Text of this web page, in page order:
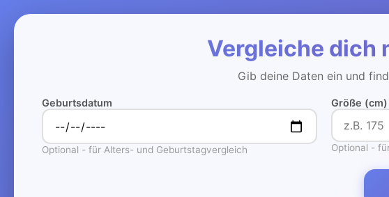
Vergleiche dich
Gib deine Daten ein und
Geburtsdatum
Optional - für Alters- und Geburtstagvergleich
Größe (cm)
Optional -